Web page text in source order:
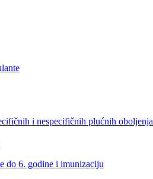
i nespecifičnih plućnih oboljenja
do 6. godine i imunizaciju